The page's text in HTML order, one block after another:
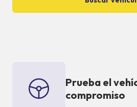
Prueba el
compromiso